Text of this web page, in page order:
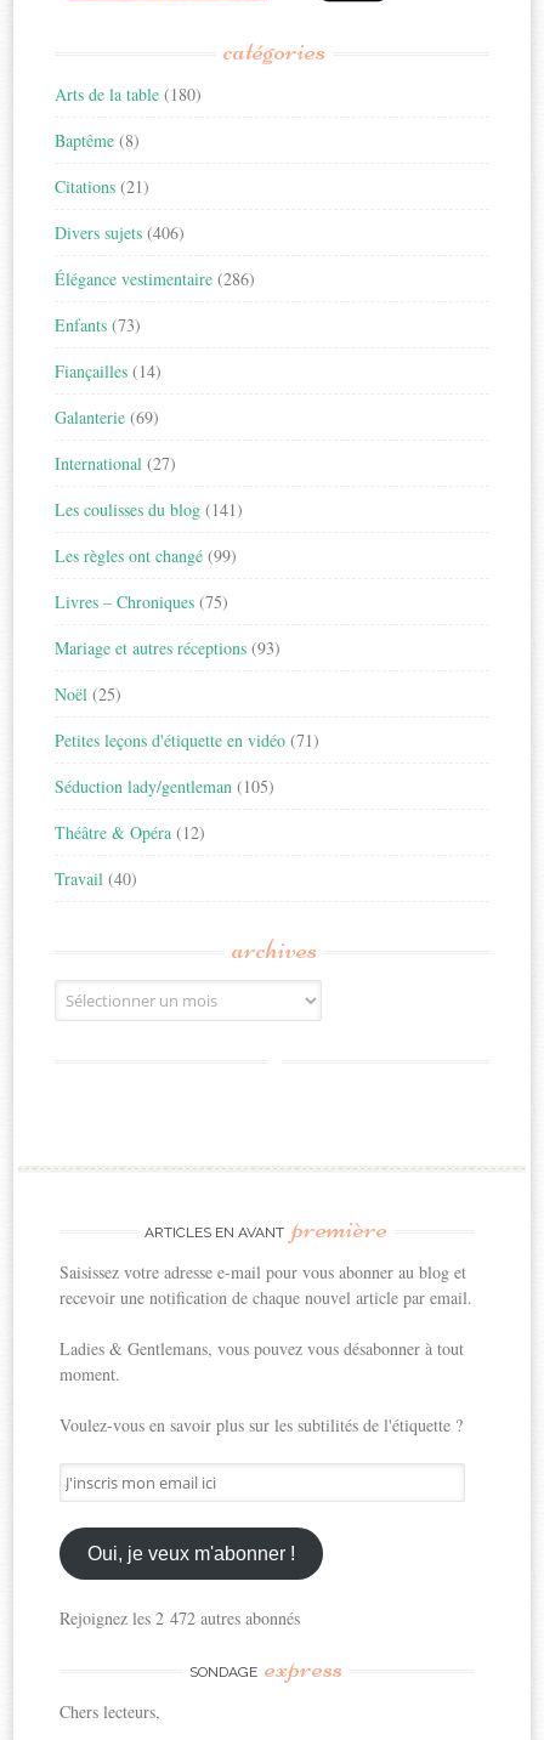
catégories
Arts de la table (180)
Baptême (8)
Citations (21)
Divers sujets (406)
Élégance vestimentaire (286)
Enfants (73)
Fiançailles (14)
Galanterie (69)
International (27)
Les coulisses du blog (141)
Les règles ont changé (99)
Livres – Chroniques (75)
Mariage et autres réceptions (93)
Noël (25)
Petites leçons d'étiquette en vidéo (71)
Séduction lady/gentleman (105)
Théâtre & Opéra (12)
Travail (40)
archives
Archives
ARTICLES EN AVANT première
Saisissez votre adresse e-mail pour vous abonner au blog et
recevoir une notification de chaque nouvel article par email.
Ladies & Gentlemans, vous pouvez vous désabonner à tout
moment.
Voulez-vous en savoir plus sur les subtilités de l'étiquette ?
J'inscris
mon
email
ici
Oui, je veux m'abonner !
Rejoignez les 2 472 autres abonnés
SONDAGE express
Chers lecteurs,